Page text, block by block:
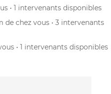
• 1 intervenants disponibles
de chez vous • 3 intervenants
• 1 intervenants disponibles